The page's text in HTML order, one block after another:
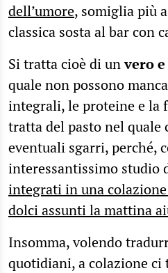
dell’umore, somiglia più
classica sosta al bar con
Si tratta cioè di unvero
quale non possono
integrali, le proteine e la
tratta del pasto nel quale
eventuali sgarri, perché,
interessantissimo studio
integrati in una
dolci assunti la mattina
Insomma, volendo
quotidiani, a colazione ci